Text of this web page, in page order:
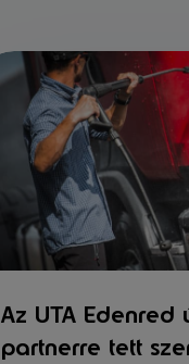
Az UTA
partnerre tett